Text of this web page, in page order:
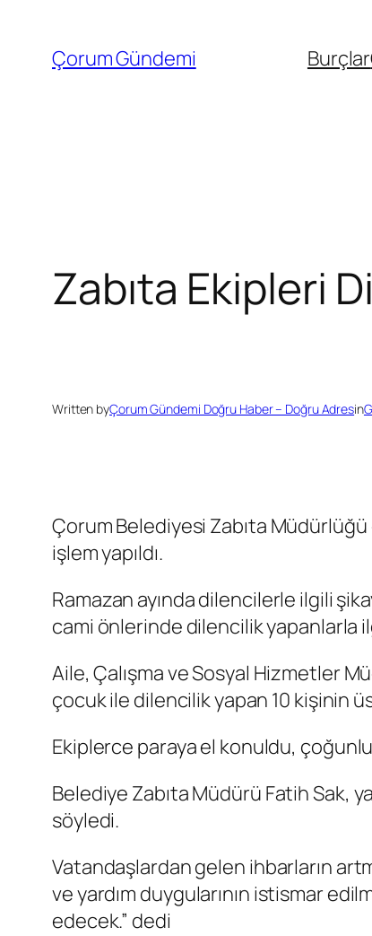
Çorum Gündemi Burçlar
Zabıta Ekipleri
Written byÇorum Gündemi Doğru Haber – Doğru Adresin
Çorum Belediyesi Zabıta
işlem yapıldı.
Ramazan ayında dilencilerle ilgili
cami önlerinde dilencilik yapanlarla
Aile, Çalışma ve Sosyal Hizmetler
çocuk ile dilencilik yapan 10 kişinin
Ekiplerce paraya el konuldu,
Belediye Zabıta Müdürü Fatih Sak,
söyledi.
Vatandaşlardan gelen ihbarların
ve yardım duygularının istismar
edecek.” dedi